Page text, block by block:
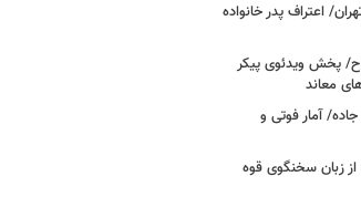
ساله در تهران/ اعتراف پدر خانواده
پخش ویدئوی پیکر
معاند
جاده/ آمار فوتی و
زبان سخنگوی قوه